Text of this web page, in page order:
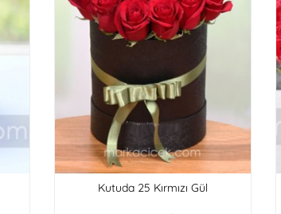
Kutuda 25 Kırmızı Gül